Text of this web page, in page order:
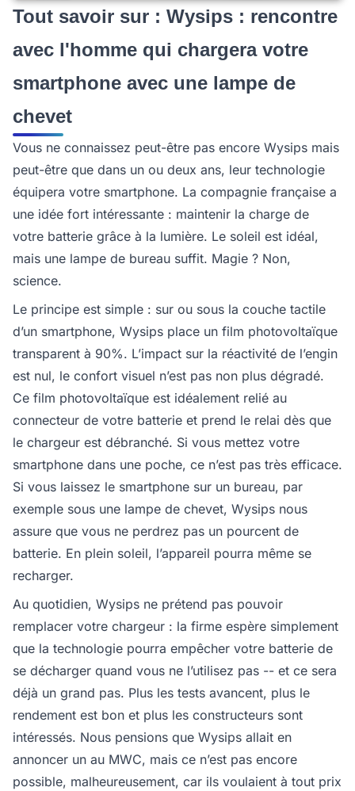
Tout savoir sur : Wysips : rencontre
avec l'homme qui chargera votre
smartphone avec une lampe de
chevet
Vous ne connaissez peut-être pas encore Wysips mais
peut-être que dans un ou deux ans, leur technologie
équipera votre smartphone. La compagnie française a
une idée fort intéressante : maintenir la charge de
votre batterie grâce à la lumière. Le soleil est idéal,
mais une lampe de bureau suffit. Magie ? Non,
science.
Le principe est simple : sur ou sous la couche tactile
d’un smartphone, Wysips place un film photovoltaïque
transparent à 90%. L’impact sur la réactivité de l’engin
est nul, le confort visuel n’est pas non plus dégradé.
Ce film photovoltaïque est idéalement relié au
connecteur de votre batterie et prend le relai dès que
le chargeur est débranché. Si vous mettez votre
smartphone dans une poche, ce n’est pas très efficace.
Si vous laissez le smartphone sur un bureau, par
exemple sous une lampe de chevet, Wysips nous
assure que vous ne perdrez pas un pourcent de
batterie. En plein soleil, l’appareil pourra même se
recharger.
Au quotidien, Wysips ne prétend pas pouvoir
remplacer votre chargeur : la firme espère simplement
que la technologie pourra empêcher votre batterie de
se décharger quand vous ne l’utilisez pas -- et ce sera
déjà un grand pas. Plus les tests avancent, plus le
rendement est bon et plus les constructeurs sont
intéressés. Nous pensions que Wysips allait en
annoncer un au MWC, mais ce n’est pas encore
possible, malheureusement, car ils voulaient à tout prix